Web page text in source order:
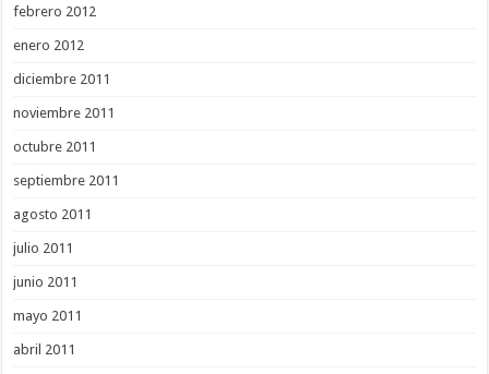
febrero 2012
enero 2012
diciembre 2011
noviembre 2011
octubre 2011
septiembre 2011
agosto 2011
julio 2011
junio 2011
mayo 2011
abril 2011